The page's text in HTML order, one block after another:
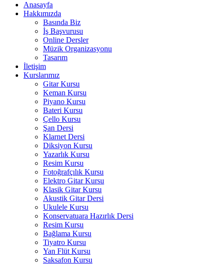
Anasayfa
Hakkımızda
Basında Biz
İş Başvurusu
Online Dersler
Müzik Organizasyonu
Tasarım
İletişim
Kurslarımız
Gitar Kursu
Keman Kursu
Piyano Kursu
Bateri Kursu
Çello Kursu
Şan Dersi
Klarnet Dersi
Diksiyon Kursu
Yazarlık Kursu
Resim Kursu
Fotoğrafçılık Kursu
Elektro Gitar Kursu
Klasik Gitar Kursu
Akustik Gitar Dersi
Ukulele Kursu
Konservatuara Hazırlık Dersi
Resim Kursu
Bağlama Kursu
Tiyatro Kursu
Yan Flüt Kursu
Saksafon Kursu